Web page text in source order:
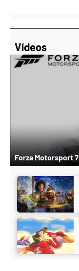
Vídeos
Forza Motorsport 7